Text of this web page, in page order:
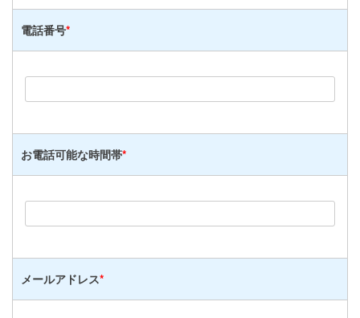
電話番号*
お電話可能な時間帯*
メールアドレス*